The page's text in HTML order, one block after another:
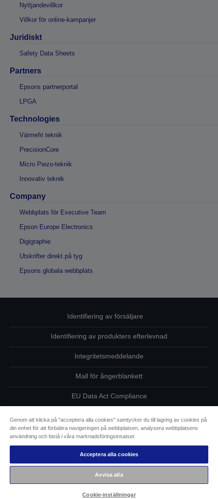
Nyttjandevillkor
Villkor för online-kampanjer
Juridiskt
Safety Data Sheets
Partners
Epsons partnerportal
LPGA
Technologies
Värmefri teknik
PrecisionCore
Micro Piezo-teknik
Innovativ teknik
Company
Webbplats för Executive Team
Epson Europe Electronics
Digigraphie
Utskrifter direkt på tyg
Epsons globala webbplats
Identifiering av försäljare
Identifiering av produkters efterlevnad
Integritetsmeddelande
Mall för ångerblankett
EU Data Act Compliance
Kontakta oss angående dina uppgifter
Information om cookies
Epsons åtagande avseende tillgänglighet
Copyright © 2026 Seiko Epson
Genom att klicka på "acceptera alla cookies" samtycker du till lagring av cookies på
din enhet för att förbättra navigeringen på webbplatsen, analysera webbplatsens
användning och bistå i våra marknadsföringsinsatser.
Acceptera alla cookies
Avvisa alla
Cookie-inställningar